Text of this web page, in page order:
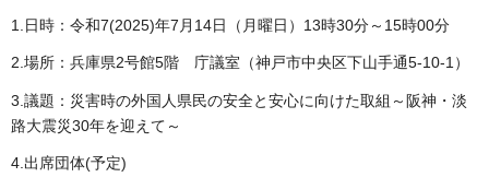
1.日時：令和7(2025)年7月14日（月曜日）13時30分～15時00分
2.場所：兵庫県2号館5階 庁議室（神戸市中央区下山手通5-10-1）
3.議題：災害時の外国人県民の安全と安心に向けた取組～阪神・淡
路大震災30年を迎えて～
4.出席団体(予定)